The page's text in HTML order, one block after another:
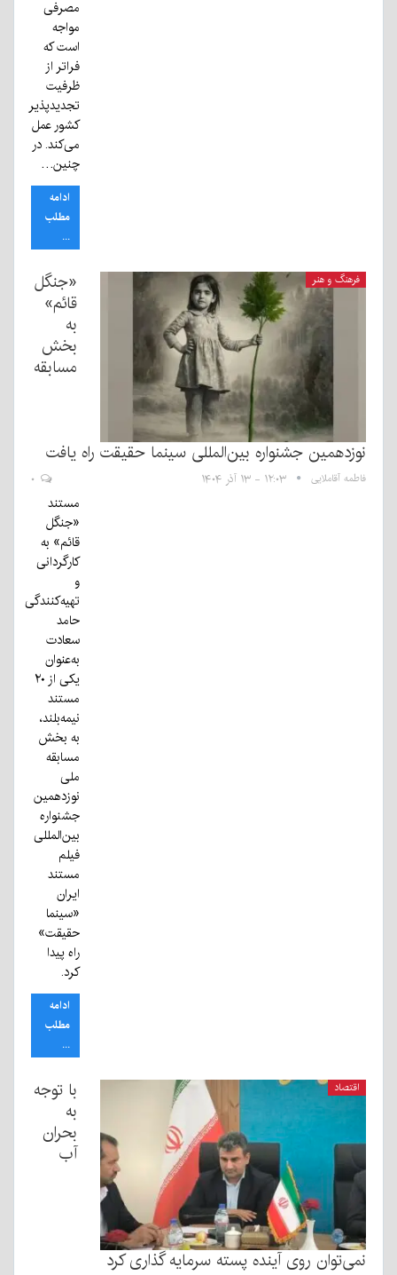
مصرفی
مواجه
است که
فراتر از
ظرفیت
تجدیدپذیر
کشور عمل
می‌کند. در
چنین…
ادامه
مطلب
...
فرهنگ و هنر
«جنگل
قائم»
به
بخش
مسابقه
نوزدهمین جشنواره بین‌المللی سینما حقیقت راه یافت
فاطمه آقاملایی ۱۲:۰۳ - ۱۳ آذر ۱۴۰۴
مستند
«جنگل
قائم» به
کارگردانی
و
تهیه‌کنندگی
حامد
سعادت
به‌عنوان
یکی از ۲۰
مستند
نیمه‌بلند،
به بخش
مسابقه
ملی
نوزدهمین
جشنواره
بین‌المللی
فیلم
مستند
ایران
«سینما
حقیقت»
راه پیدا
کرد.
ادامه
مطلب
...
اقتصاد
با توجه
به
بحران
آب
نمی‌توان روی آینده پسته سرمایه گذاری کرد